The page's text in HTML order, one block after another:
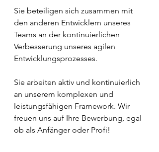
Sie beteiligen sich zusammen mit
den anderen Entwicklern unseres
Teams an der kontinuierlichen
Verbesserung unseres agilen
Entwicklungsprozesses.
Sie arbeiten aktiv und kontinuierlich
an unserem komplexen und
leistungsfähigen Framework. Wir
freuen uns auf Ihre Bewerbung, egal
ob als Anfänger oder Profi!